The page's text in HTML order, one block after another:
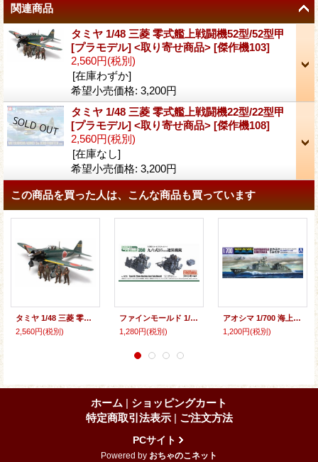
関連商品
タミヤ 1/48 三菱 零式艦上戦闘機52型/52型甲
[プラモデル] <取り寄せ商品> [傑作機103]
2,560円(税別)
[在庫わずか]
希望小売価格: 3,200円
タミヤ 1/48 三菱 零式艦上戦闘機22型/22型甲
[プラモデル] <取り寄せ商品> [傑作機108]
2,560円(税別)
[在庫なし]
希望小売価格: 3,200円
この商品を買った人は、こんな商品も買っています
タミヤ 1/48 三菱 零式艦上戦闘機52型/52型甲 [プラモデル]
2,560円(税別)
ファインモールド 1/350 日本海軍 九六式25mm連装機銃セット【プラモデル】
1,280円(税別)
アオシマ 1/700 海上自衛隊ミサイル艇 はやぶさ/うみたか【プラモデル】
1,200円(税別)
ホーム | ショッピングカート
特定商取引法表示 | ご注文方法
PCサイト
Powered by おちゃのこネット